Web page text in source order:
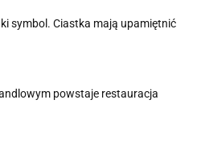
symbol. Ciastka mają upamiętnić
powstaje restauracja